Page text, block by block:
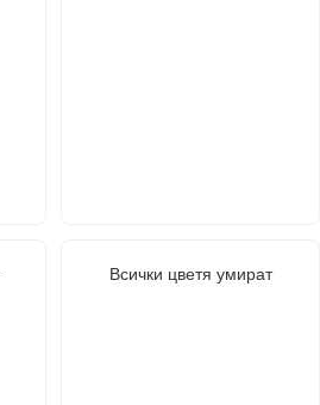
Всички цветя умират